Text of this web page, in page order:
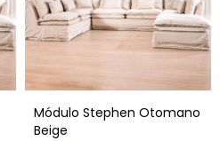
Módulo Stephen Otomano
Beige